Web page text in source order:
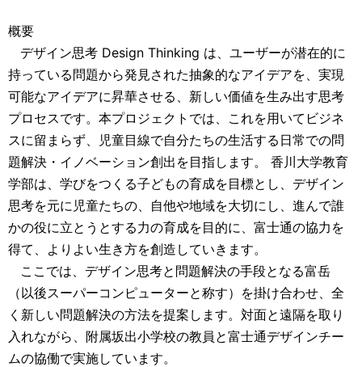
概要
デザイン思考 Design Thinking は、ユーザーが潜在的に
持っている問題から発見された抽象的なアイデアを、実現
可能なアイデアに昇華させる、新しい価値を生み出す思考
プロセスです。本プロジェクトでは、これを用いてビジネ
スに留まらず、児童目線で自分たちの生活する日常での問
題解決・イノベーション創出を目指します。 香川大学教育
学部は、学びをつくる子どもの育成を目標とし、デザイン
思考を元に児童たちの、自他や地域を大切にし、進んで誰
かの役に立とうとする力の育成を目的に、富士通の協力を
得て、よりよい生き方を創造していきます。
ここでは、デザイン思考と問題解決の手段となる富岳
（以後スーパーコンピューターと称す）を掛け合わせ、全
く新しい問題解決の方法を提案します。対面と遠隔を取り
入れながら、附属坂出小学校の教員と富士通デザインチー
ムの協働で実施しています。